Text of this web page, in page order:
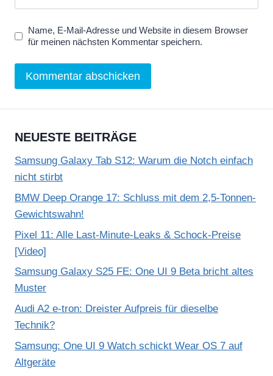
Name, E-Mail-Adresse und Website in diesem Browser
für meinen nächsten Kommentar speichern.
NEUESTE BEITRÄGE
Samsung Galaxy Tab S12: Warum die Notch einfach
nicht stirbt
BMW Deep Orange 17: Schluss mit dem 2,5-Tonnen-
Gewichtswahn!
Pixel 11: Alle Last-Minute-Leaks & Schock-Preise
[Video]
Samsung Galaxy S25 FE: One UI 9 Beta bricht altes
Muster
Audi A2 e-tron: Dreister Aufpreis für dieselbe
Technik?
Samsung: One UI 9 Watch schickt Wear OS 7 auf
Altgeräte